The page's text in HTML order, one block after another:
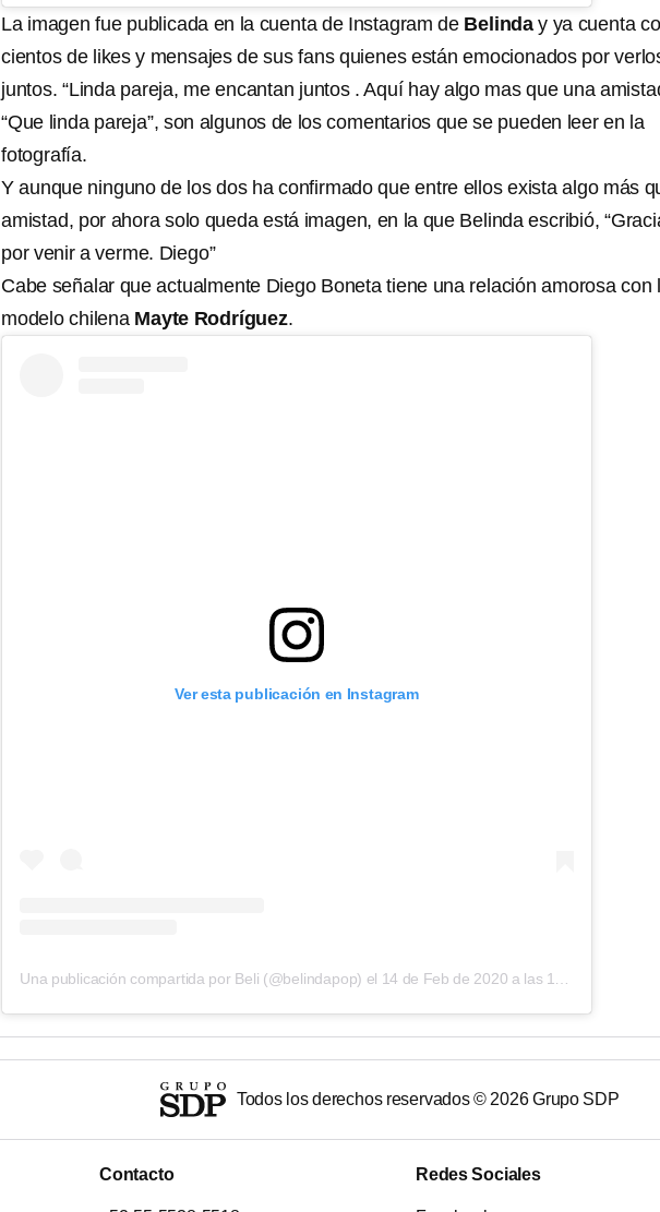
La imagen fue publicada en la cuenta de Instagram de Belinday ya cuenta
cientos de likes y mensajes de sus fans quienes están emocionados por
juntos. “Linda pareja, me encantan juntos . Aquí hay algo mas que una
“Que linda pareja”, son algunos de los comentarios que se pueden leer en la
fotografía.
Y aunque ninguno de los dos ha confirmado que entre ellos exista algo más
amistad, por ahora solo queda está imagen, en la que Belinda escribió,
por venir a verme. Diego”
Cabe señalar que actualmente Diego Boneta tiene una relación amorosa con
modelo chilena Mayte Rodríguez.
Ver esta publicación en Instagram
Una publicación compartida por Beli (@belindapop) el 14 de Feb de 2020 a las 11:37 PST
Todos los derechos reservados © 2026Grupo SDP
Contacto Redes Sociales